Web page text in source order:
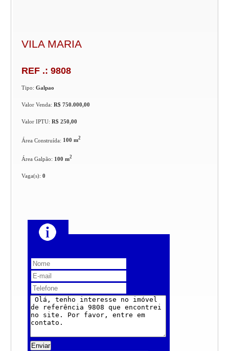
VILA MARIA
REF .: 9808
Tipo:Galpao
Valor Venda:R$ 750.000,00
Valor IPTU:R$ 250,00
Área Construída: 100 m2
Área Galpão: 100 m2
Vaga(s):0
Enviar